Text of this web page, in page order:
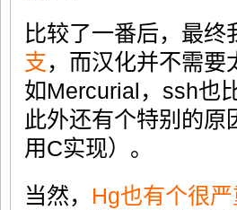
比较了一番后，最
支，而汉化并不需
如Mercurial，ssh也
此外还有个特别的
用C实现）。
当然， Hg也有个很